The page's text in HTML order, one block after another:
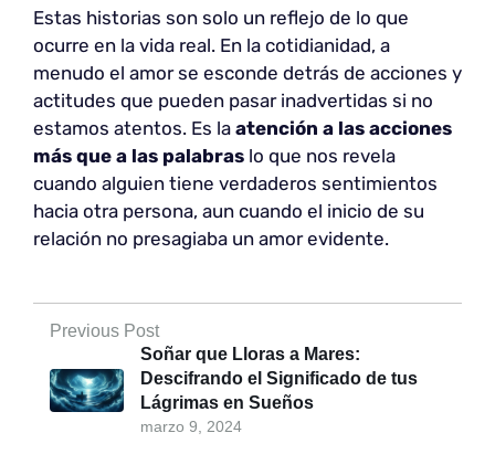
Estas historias son solo un reflejo de lo que
ocurre en la vida real. En la cotidianidad, a
menudo el amor se esconde detrás de acciones y
actitudes que pueden pasar inadvertidas si no
estamos atentos. Es la atención a las acciones
más que a las palabras lo que nos revela
cuando alguien tiene verdaderos sentimientos
hacia otra persona, aun cuando el inicio de su
relación no presagiaba un amor evidente.
Previous Post
marzo 9, 2024
Soñar que Lloras a Mares:
Descifrando el Significado de tus
Lágrimas en Sueños